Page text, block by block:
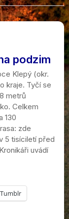
podzim
Klepý (okr.
kraje. Tyčí se
metrů
Celkem
130
zde
5 tisíciletí před
uvádí
Tumblr